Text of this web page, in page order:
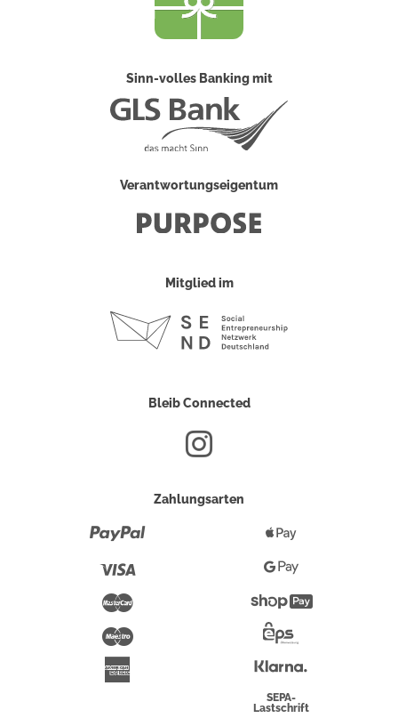
Sinn-volles Banking mit
Verantwortungseigentum
Mitglied im
Bleib Connected
Zahlungsarten
Maestro
Pay
Google
Pay
Überweisung
SEPA-
Lastschrift